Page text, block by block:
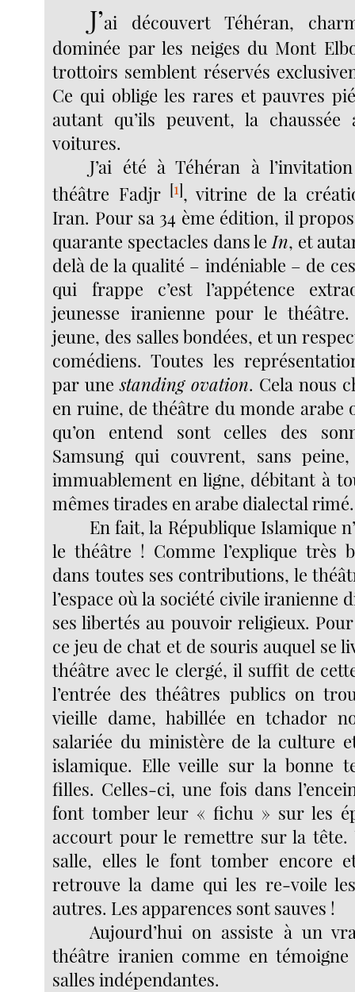
J’ai découvert Téhéran,
dominée par les neiges du Mont
trottoirs semblent réservés
Ce qui oblige les rares et pauvres
autant qu’ils peuvent, la
voitures.
J’ai été à Téhéran à
théâtre Fadjr[1], vitrine de la
Iran. Pour sa 34 ème édition, il
quarante spectacles dans le In, et
delà de la qualité – indéniable – de
qui frappe c’est l’appétence
jeunesse iranienne pour le
jeune, des salles bondées, et un
comédiens. Toutes les
par unestanding ovation. Cela nous
en ruine, de théâtre du monde arabe
qu’on entend sont celles des
Samsung qui couvrent, sans
immuablement en ligne, débitant à
mêmes tirades en arabe dialectal
En fait, la République Islamique
le théâtre ! Comme l’explique très
dans toutes ses contributions, le
l’espace où la société civile iranienne
ses libertés au pouvoir religieux.
ce jeu de chat et de souris auquel se
théâtre avec le clergé, il suffit de
l’entrée des théâtres publics on
vieille dame, habillée en tchador
salariée du ministère de la culture
islamique. Elle veille sur la bonne
filles. Celles-ci, une fois dans
font tomber leur « fichu » sur les
accourt pour le remettre sur la tête.
salle, elles le font tomber encore
retrouve la dame qui les re-voile
autres. Les apparences sont sauves !
Aujourd’hui on assiste à un
théâtre iranien comme en
salles indépendantes.